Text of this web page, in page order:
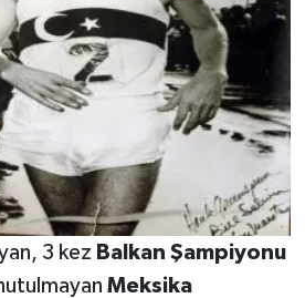
3 kez Balkan Şampiyonu
Meksika